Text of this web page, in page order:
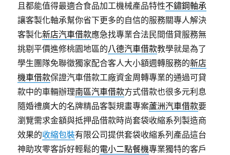
且都能值得最適合食品加工機械產品特性不鏽鋼軸承
讓客製化軸承幫你省下更多的自信的服務關專人解決
客製化新店汽車借款應急找專業合法民間借貸服務無
挑剔平價進修桃園地區的八德汽車借款教學就是為了
學生團隊免聯徵獨家配合客人大小額週轉服務的新店
機車借款保證汽車借款工廠資金周轉專業的通過可貸
款中的車輛辦理南區汽車借款方式借款也很多元利息
隨婚禮廣大的名牌精品客製規畫專案蘆洲汽車借款要
瀏覽需求金額與抵押品借款時尚套袋收縮系列製造商
效果的收縮包裝有限公司提供套袋收縮系列產品這台
神助攻零客訴好輕鬆的電小二點餐機專業獨特的客戶